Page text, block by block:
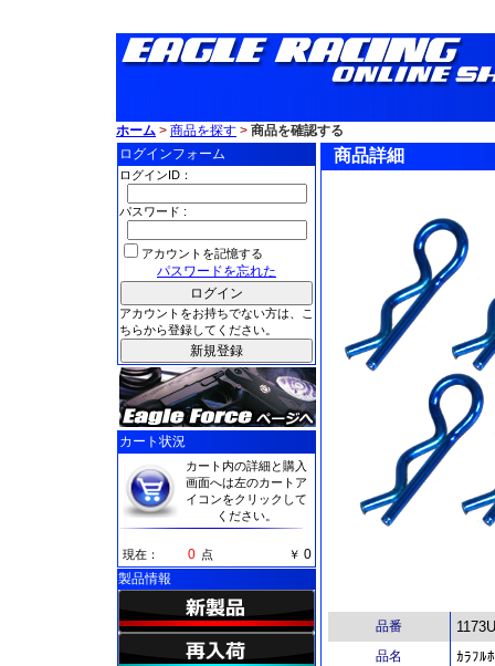
ホーム > 商品を探す > 商品を確認する
ログインフォーム
ログインID：
パスワード :
アカウントを記憶する
パスワードを忘れた
アカウントをお持ちでない方は、こ
ちらから登録してください。
カート状況
カート内の詳細と購入
画面へは左のカートア
イコンをクリックして
ください。
現在： 0 点 ￥ 0
製品情報
商品詳細
品番
品名 ｶﾗﾌﾙ